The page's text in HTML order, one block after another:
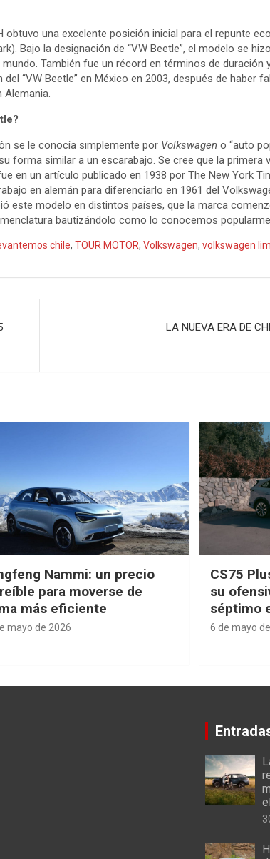
obtuvo una excelente posición inicial para el repunte
Bajo la designación de “VW Beetle”, el modelo se
También fue un récord en términos de duración
“VW Beetle” en México en 2003, después de haber
Alemania.
se le conocía simplemente por Volkswagen o “auto
forma similar a un escarabajo. Se cree que la primera
en un artículo publicado en 1938 por The New York
en alemán para diferenciarlo en 1961 del
este modelo en distintos países, que la marca
bautizándolo como lo conocemos
chile, TOUR MOTOR, Volkswagen, volkswagen
LA NUEVA ERA DE
Nammi: un precio
para moverse de
más eficiente
mayo de 2026
CS75
su
séptimo
6 de mayo